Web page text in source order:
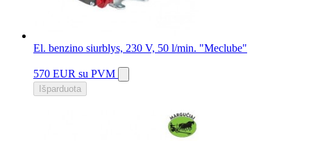
El. benzino siurblys, 230 V, 50 l/min. "Meclube"
570 EUR su PVM
Išparduota